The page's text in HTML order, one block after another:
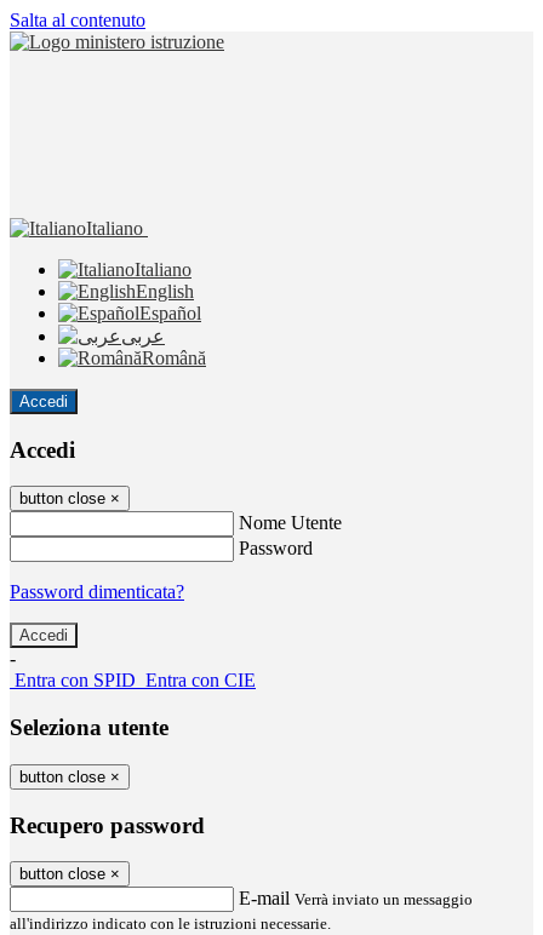
Salta al contenuto
Italiano
Italiano
English
Español
عربى
Română
Accedi
Accedi
button close ×
Nome Utente
Password
Password dimenticata?
-
Entra con SPID Entra con CIE
Seleziona utente
button close ×
Recupero password
button close ×
E-mail Verrà inviato un messaggio
all'indirizzo indicato con le istruzioni necessarie.